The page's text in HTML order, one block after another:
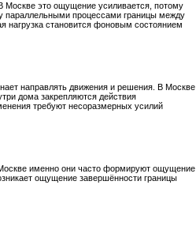
это ощущение усиливается, потому
параллельными процессами границы между
становится фоновым состоянием
направлять движения и решения. В Москве
дома закрепляются действия
требуют несоразмерных усилий
именно они часто формируют ощущение
ощущение завершённости границы